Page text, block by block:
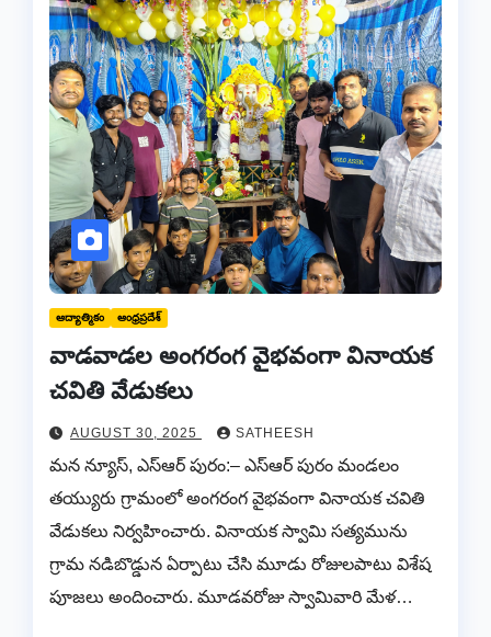
ఆద్యాత్మికం ఆంధ్రప్రదేశ్
వాడవాడల అంగరంగ వైభవంగా వినాయక
చవితి వేడుకలు
AUGUST 30, 2025 SATHEESH
మన న్యూస్, ఎస్ఆర్ పురం:– ఎస్ఆర్ పురం మండలం
తయ్యురు గ్రామంలో అంగరంగ వైభవంగా వినాయక చవితి
వేడుకలు నిర్వహించారు. వినాయక స్వామి సత్యమును
గ్రామ నడిబొడ్డున ఏర్పాటు చేసి మూడు రోజులపాటు విశేష
పూజలు అందించారు. మూడవరోజు స్వామివారి మేళ…